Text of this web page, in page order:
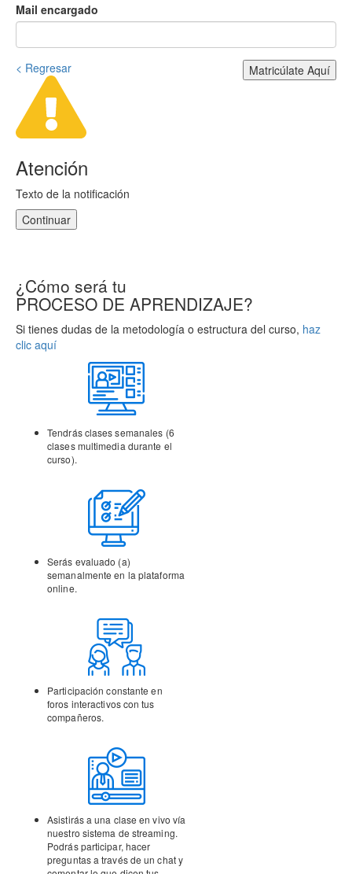
Mail encargado
< Regresar Matricúlate Aquí
Atención
Texto de la notificación
Continuar
¿Cómo será tu
PROCESO DE APRENDIZAJE?
Si tienes dudas de la metodología o estructura del curso, haz
clic aquí
Tendrás clases semanales (6
clases multimedia durante el
curso).
Serás evaluado (a)
semanalmente en la plataforma
online.
Participación constante en
foros interactivos con tus
compañeros.
Asistirás a una clase en vivo vía
nuestro sistema de streaming.
Podrás participar, hacer
preguntas a través de un chat y